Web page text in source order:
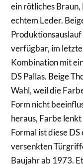
ein rötliches
echtem Leder.
verfügbar, im
Kombination mit
DS Pallas. Beige
Wahl, weil die
Form nicht
heraus, Farbe
Formal ist diese
versenkten
Baujahr ab 1973.